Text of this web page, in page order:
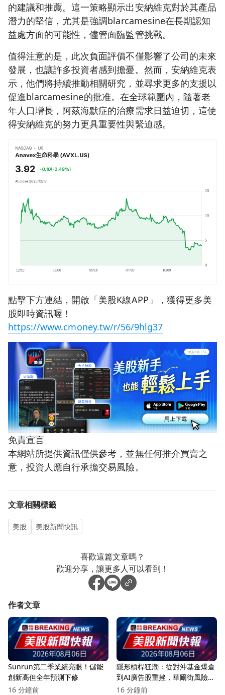
的建議和推薦。這一策略顯示出安納維克對於其產品
潛力的堅信，尤其是強調blarcamesine在長期認知
益處方面的可能性，儘管面臨監管挑戰。
值得注意的是，此次負面評價不僅影響了公司的未來
發展，也讓許多投資者感到擔憂。然而，安納維克表
示，他們將持續推動相關研究，並尋求更多的支援以
促進blarcamesine的批准。在全球範圍內，隨著老
年人口增長，阿茲海默症的治療需求日益迫切，這使
得安納維克的努力更具重要性與緊迫感。
點擊下方連結，開啟「美股K線APP」，獲得更多美
股即時資訊喔！
https://www.cmoney.tw/r/56/9hlg37
免責宣言
本網站所提供資訊僅供參考，並無任何推介買賣之
意，投資人應自行承擔交易風險。
文章相關標籤
美股 美股新聞快訊
喜歡這篇文章嗎？
歡迎分享，讓更多人可以看到！
作者文章
Sunrun第二季業績亮眼！儲能
創新高但全年預測下修
16 分鐘前
隱形槓桿狂潮：從對沖基金爆倉
到AI廣告股重挫，華爾街風險炸
彈悄悄成形
16 分鐘前